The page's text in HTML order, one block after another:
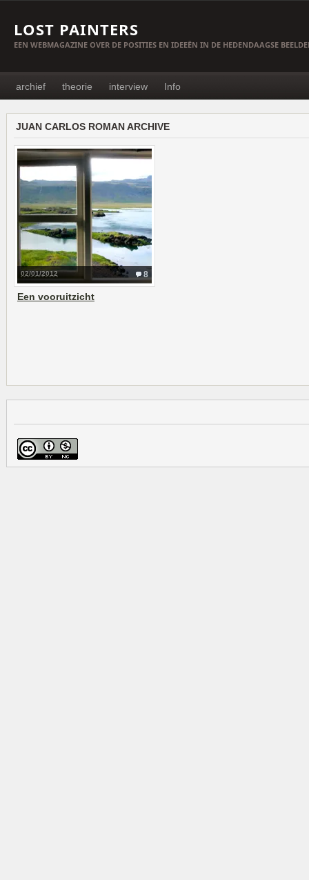
LOST PAINTERS
EEN WEBMAGAZINE OVER DE POSITIES EN IDEEËN IN DE HEDENDAAGSE
archief theorie interview Info
JUAN CARLOS ROMAN ARCHIVE
8
02/01/2012
Een vooruitzicht